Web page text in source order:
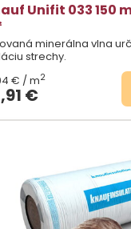
Unifit 033 150
minerálna vlna
strechy.
€
€ / m2